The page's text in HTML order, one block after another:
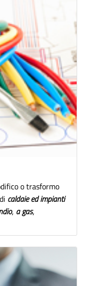
o trasformo
caldaie ed impianti
, a gas,